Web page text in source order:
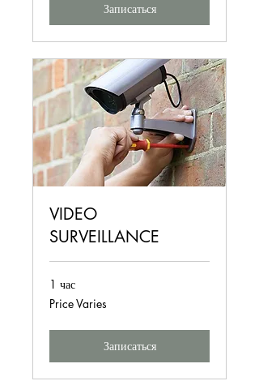
Записаться
VIDEO
SURVEILLANCE
1 час
Price
Varies
Price Varies
Записаться